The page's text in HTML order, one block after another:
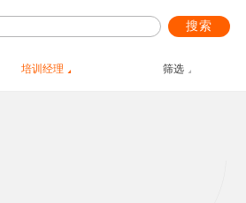
搜索
培训经理 筛选